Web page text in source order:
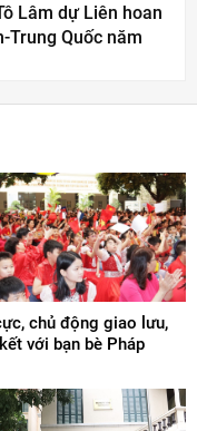
Lâm dự Liên hoan
Trung Quốc năm
chủ động giao lưu,
với bạn bè Pháp